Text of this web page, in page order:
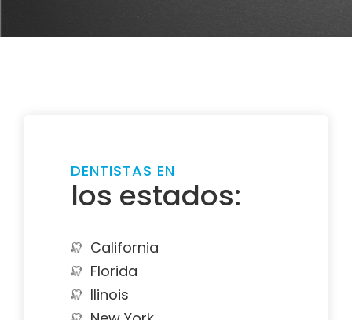
DENTISTAS EN
los estados:
California
Florida
Ilinois